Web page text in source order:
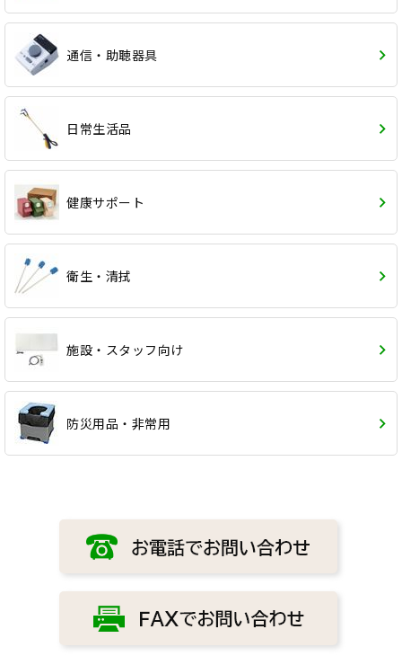
通信・助聴器具
日常生活品
健康サポート
衛生・清拭
施設・スタッフ向け
防災用品・非常用